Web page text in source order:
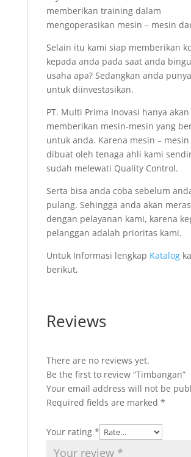
memberikan training dalam
mengoperasikan mesin – mesin
Selain itu kami siap memberikan
kepada anda pada saat anda
usaha apa? Sedangkan anda
untuk diinvestasikan.
PT. Multi Prima Inovasi hanya akan
memberikan mesin-mesin yang
untuk anda. Karena mesin – mesin
dibuat oleh tenaga ahli kami
sudah melewati Quality Control.
Serta bisa anda coba sebelum
pulang. Sehingga anda akan
dengan pelayanan kami, karena
pelanggan adalah prioritas kami.
Untuk Informasi lengkap Katalog
berikut,
Reviews
There are no reviews yet.
Be the first to review “Timbangan”
Your email address will not be
Required fields are marked *
Your rating *